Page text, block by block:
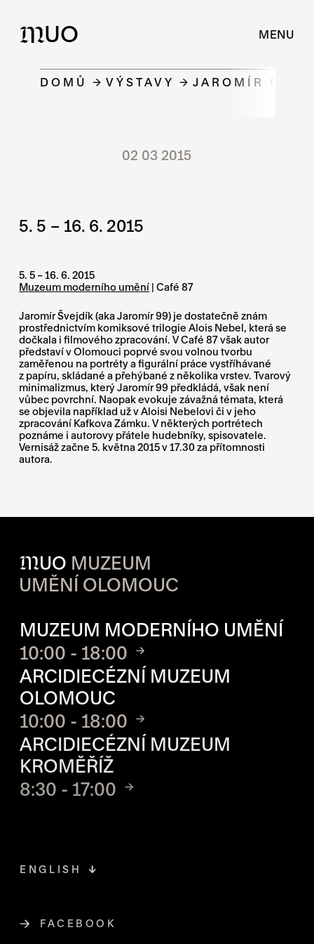
MUO MENU
DOMŮ VÝSTAVY JAROMÍR 99 |
02 03 2015
5. 5 – 16. 6. 2015
5. 5 – 16. 6. 2015
Muzeum moderního umění | Café 87
Jaromír Švejdík (aka Jaromír 99) je dostatečně znám
prostřednictvím komiksové trilogie Alois Nebel, která se
dočkala i filmového zpracování. V Café 87 však autor
představí v Olomouci poprvé svou volnou tvorbu
zaměřenou na portréty a figurální práce vystříhávané
z papíru, skládané a přehýbané z několika vrstev. Tvarový
minimalizmus, který Jaromír 99 předkládá, však není
vůbec povrchní. Naopak evokuje závažná témata, která
se objevila například už v Aloisi Nebelovi či v jeho
zpracování Kafkova Zámku. V některých portrétech
poznáme i autorovy přátele hudebníky, spisovatele.
Vernisáž začne 5. května 2015 v 17.30 za přítomnosti
autora.
MUO MUZEUM
UMĚNÍ OLOMOUC
MUZEUM MODERNÍHO UMĚNÍ
10:00 - 18:00
ARCIDIECÉZNÍ MUZEUM
OLOMOUC
10:00 - 18:00
ARCIDIECÉZNÍ MUZEUM
KROMĚŘÍŽ
8:30 - 17:00
FACEBOOKODKAZ SE OTEVŘE NA NOVÉ
ENGLISH